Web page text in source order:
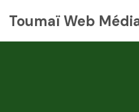
Toumaï Web